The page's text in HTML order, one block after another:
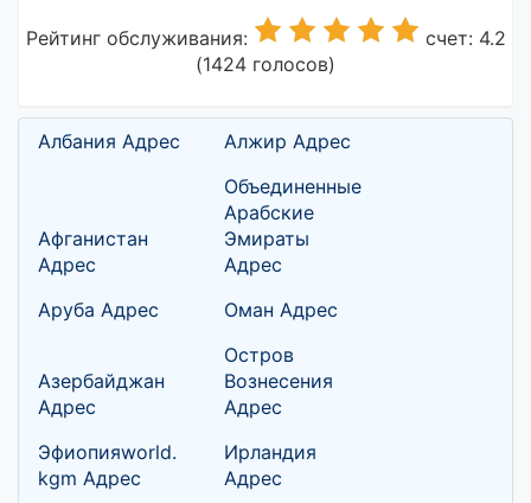
Рейтинг обслуживания:
счет: 4.2
(1424 голосов)
Албания Адрес Алжир Адрес
Афганистан
Адрес
Объединенные
Арабские
Эмираты
Адрес
Аруба Адрес
Оман Адрес
Азербайджан
Адрес
Остров
Вознесения
Адрес
Эфиопияworld.
kgm Адрес
Ирландия
Адрес